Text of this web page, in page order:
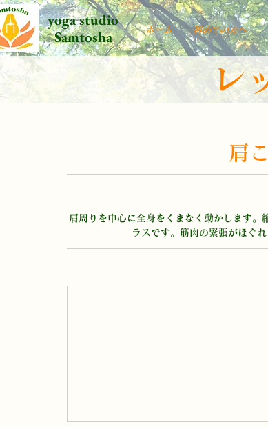
yoga studio
Samtosha
ホーム 初めての方へ
レ
肩
肩周りを中心に全身をくまなく動かします。
ラスです。筋肉の緊張がほぐ